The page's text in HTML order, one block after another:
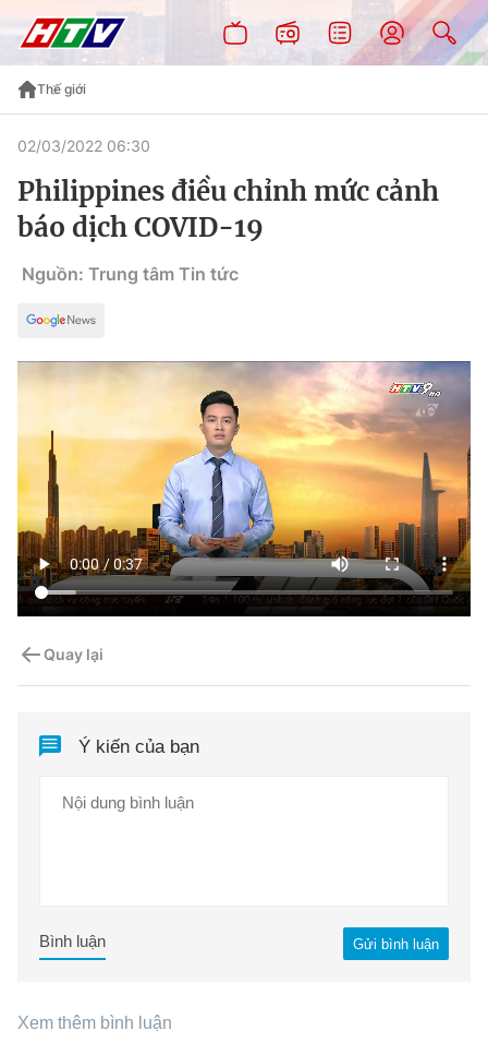
Thế giới
02/03/2022 06:30
Philippines điều chỉnh mức cảnh
báo dịch COVID-19
Nguồn: Trung tâm Tin tức
Quay lại
Ý kiến của bạn
Gửi bình luận
Bình luận
Xem thêm bình luận